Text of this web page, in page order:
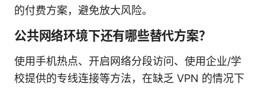
的付费方案，避免放大风险。
公共网络环境下还有哪些替代方案？
使用手机热点、开启网络分段访问、使用企业/学
校提供的专线连接等方法，在缺乏 VPN 的情况下